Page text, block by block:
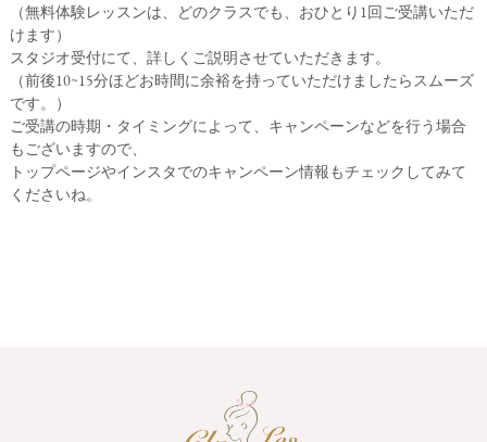
（無料体験レッスンは、どのクラスでも、おひとり1回ご受講いただ
けます）
スタジオ受付にて、詳しくご説明させていただきます。
（前後10~15分ほどお時間に余裕を持っていただけましたらスムーズ
です。）
ご受講の時期・タイミングによって、キャンペーンなどを行う場合
もございますので、
トップページやインスタでのキャンペーン情報もチェックしてみて
くださいね。